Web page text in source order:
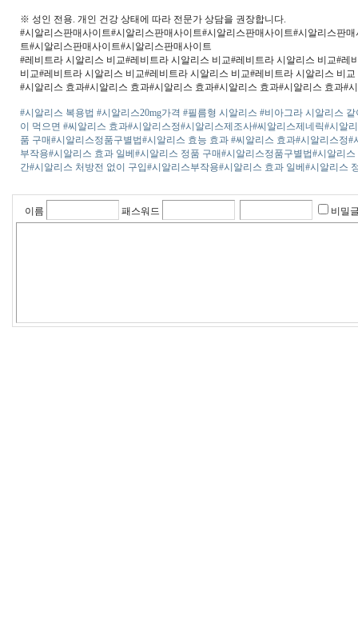
※ 성인 전용. 개인 건강 상태에 따라 전문가 상담을 권장합니다.
#시알리스판매사이트#시알리스판매사이트#시알리스판매사이트#시알리스판
트#시알리스판매사이트#시알리스판매사이트
#레비트라 시알리스 비교#레비트라 시알리스 비교#레비트라 시알리스 비교#
비교#레비트라 시알리스 비교#레비트라 시알리스 비교#레비트라 시알리스 비교
#시알리스 효과#시알리스 효과#시알리스 효과#시알리스 효과#시알리스 효과
#시­알리스 복용법 #시­알리스20mg가격 #필름형 시­알리스 #비­아그라 시­알리스
이 먹으면 #씨알리스 효과#시­알리스정#시­알리스제조사#씨알리스제네릭#시­알
품 구매#시­알리스정품구별법#시­알리스 효능 효과 #씨알리스 효과#시­알리스정#
부작용#시­알리스 효과 일베 #시­알리스 정품 구매#시­알리스정품구별법#시­알리
간#시­알리스 처방전 없이 구입#시­알리스부작용#시­알리스 효과 일베 #시­알리스
이름 패스워드 비밀